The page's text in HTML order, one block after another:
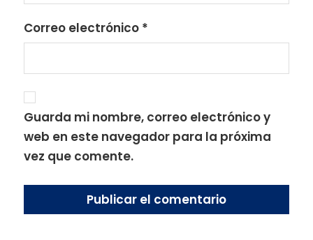
Correo electrónico *
Guarda mi nombre, correo electrónico y
web en este navegador para la próxima
vez que comente.